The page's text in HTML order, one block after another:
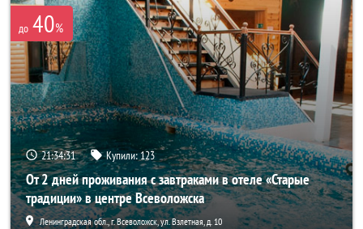
до 40%
21:34:30 Купили:123
От 2 дней проживания с завтраками в отеле «Старые
традиции» в центре Всеволожска
Ленинградская обл., г. Всеволожск, ул. Взлетная, д. 10